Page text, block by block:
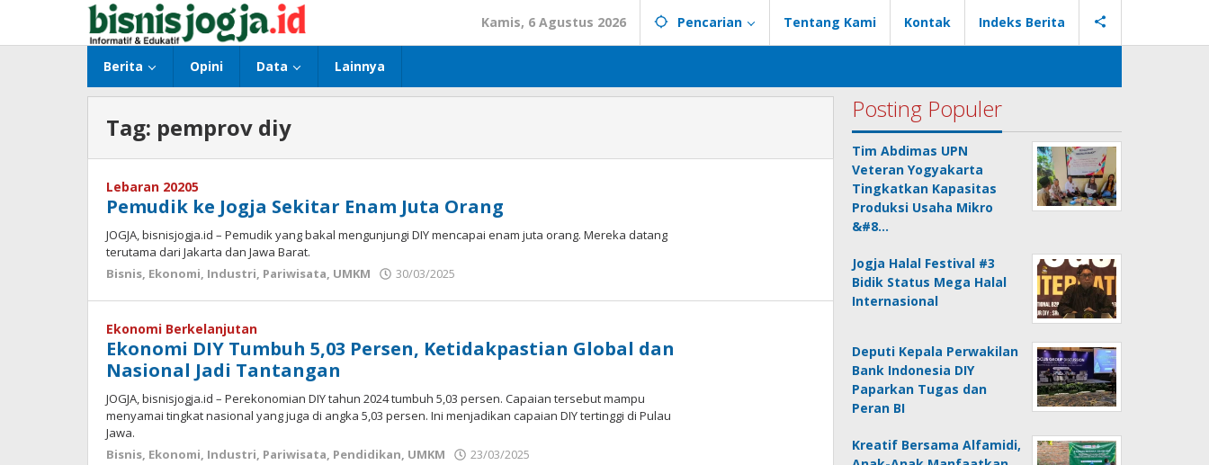
konten
Kamis, 6 Agustus 2026 Pencarian Tentang Kami Kontak Indeks Berita
Berita Opini Data Lainnya
Tag: pemprov diy
Lebaran 20205
Pemudik ke Jogja Sekitar Enam Juta Orang
JOGJA, bisnisjogja.id – Pemudik yang bakal mengunjungi DIY mencapai enam juta orang. Mereka datang
terutama dari Jakarta dan Jawa Barat.
Bisnis, Ekonomi, Industri, Pariwisata, UMKM 30/03/2025
Ekonomi Berkelanjutan
Ekonomi DIY Tumbuh 5,03 Persen, Ketidakpastian Global dan
Nasional Jadi Tantangan
JOGJA, bisnisjogja.id – Perekonomian DIY tahun 2024 tumbuh 5,03 persen. Capaian tersebut mampu
menyamai tingkat nasional yang juga di angka 5,03 persen. Ini menjadikan capaian DIY tertinggi di Pulau
Jawa.
Bisnis, Ekonomi, Industri, Pariwisata, Pendidikan, UMKM 23/03/2025
Posting Populer
Tim Abdimas UPN
Veteran Yogyakarta
Tingkatkan Kapasitas
Produksi Usaha Mikro
&#8…
Jogja Halal Festival #3
Bidik Status Mega Halal
Internasional
Deputi Kepala Perwakilan
Bank Indonesia DIY
Paparkan Tugas dan
Peran BI
Kreatif Bersama Alfamidi,